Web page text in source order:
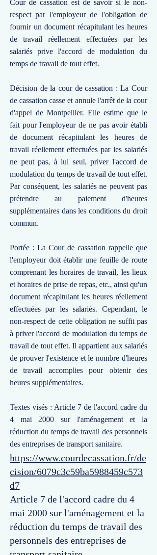
Cour de cassation est de savoir si le non-
respect par l'employeur de l'obligation de
fournir un document récapitulant les heures
de travail réellement effectuées par les
salariés prive l'accord de modulation du
temps de travail de tout effet.
Décision de la cour de cassation : La Cour
de cassation casse et annule l'arrêt de la cour
d'appel de Montpellier. Elle estime que le
fait pour l'employeur de ne pas avoir établi
de document récapitulant les heures de
travail réellement effectuées par les salariés
ne peut pas, à lui seul, priver l'accord de
modulation du temps de travail de tout effet.
Par conséquent, les salariés ne peuvent pas
prétendre au paiement d'heures
supplémentaires dans les conditions du droit
commun.
Portée : La Cour de cassation rappelle que
l'employeur doit établir une feuille de route
comprenant les horaires de travail, les lieux
et horaires de prise de repas, etc., ainsi qu'un
document récapitulant les heures réellement
effectuées par les salariés. Cependant, le
non-respect de cette obligation ne suffit pas
à priver l'accord de modulation du temps de
travail de tout effet. Il appartient aux salariés
de prouver l'existence et le nombre d'heures
de travail accomplies pour obtenir des
heures supplémentaires.
Textes visés : Article 7 de l'accord cadre du
4 mai 2000 sur l'aménagement et la
réduction du temps de travail des personnels
des entreprises de transport sanitaire.
https://www.courdecassation.fr/de
cision/6079c3c59ba5988459c573
d7
Article 7 de l'accord cadre du 4
mai 2000 sur l'aménagement et la
réduction du temps de travail des
personnels des entreprises de